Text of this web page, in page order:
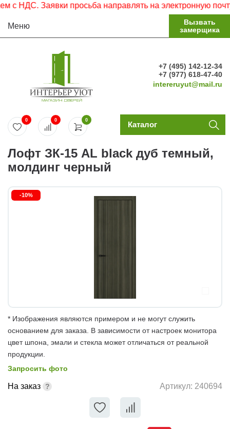
Заявки просьба направлять на электронную почту.
Меню
Вызвать
замерщика
+7 (495) 142-12-34
+7 (977) 618-47-40
intereruyut@mail.ru
0
0 0 Каталог
Лофт ЗК-15 AL black дуб темный,
молдинг черный
-10%
* Изображения являются примером и не могут служить
основанием для заказа. В зависимости от настроек монитора
цвет шпона, эмали и стекла может отличаться от реальной
продукции.
Запросить фото
На заказ Артикул: 240694